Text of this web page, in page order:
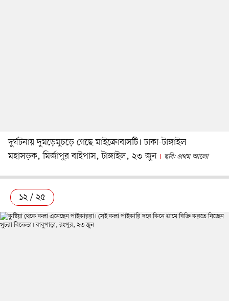
দুর্ঘটনায় দুমড়েমুচড়ে গেছে মাইক্রোবাসটি। ঢাকা-টাঙ্গাইল
মহাসড়ক, মির্জাপুর বাইপাস, টাঙ্গাইল, ২৩ জুন
ছবি: প্রথম আলো
১২ / ২৫